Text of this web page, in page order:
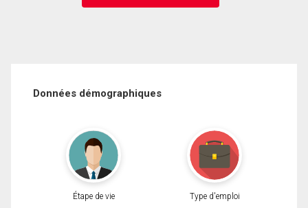
Données démographiques
Étape de vie Type d'emploi